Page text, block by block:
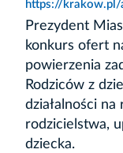
https://krakow.pl/
Prezydent
konkurs ofert
powierzenia
Rodziców z
działalności
rodzicielstwa,
dziecka.